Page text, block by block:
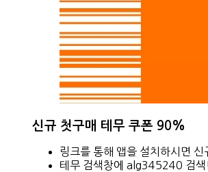
신규 첫구매 테무 쿠폰 90%
링크를 통해 앱을 설치하시면
테무 검색창에 alg345240 검색!